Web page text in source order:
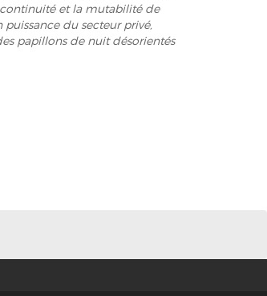
continuité et la mutabilité de
du secteur privé,
papillons de nuit désorientés